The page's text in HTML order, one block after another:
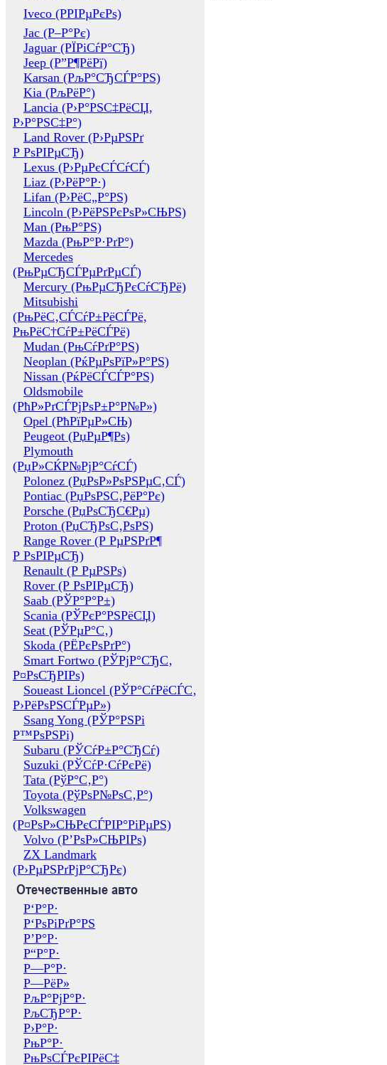
Iveco (РРІРµРєРѕ)
Jac (Р–Р°Рє)
Jaguar (РЇРіСѓР°СЂ)
Jeep (Р”Р¶РёРї)
Karsan (РљР°СЂСЃР°РЅ)
Kia (РљРёР°)
Lancia (Р›Р°РЅС‡РёСЏ,
Р›Р°РЅС‡Р°)
Land Rover (Р›РµРЅРґ
Р РѕРІРµСЂ)
Lexus (Р›РµРєСЃСѓСЃ)
Liaz (Р›РёР°Р·)
Lifan (Р›РёС„Р°РЅ)
Lincoln (Р›РёРЅРєРѕР»СЊРЅ)
Man (РњР°РЅ)
Mazda (РњР°Р·РґР°)
Mercedes
(РњРµСЂСЃРµРґРµСЃ)
Mercury (РњРµСЂРєСѓСЂРё)
Mitsubishi
(РњРёС‚СЃСѓР±РёСЃРё,
РњРёС†СѓР±РёСЃРё)
Mudan (РњСѓРґР°РЅ)
Neoplan (РќРµРѕРїР»Р°РЅ)
Nissan (РќРёСЃСЃР°РЅ)
Oldsmobile
(РћР»РґСЃРјРѕР±Р°Р№Р»)
Opel (РћРїРµР»СЊ)
Peugeot (РџРµР¶Рѕ)
Plymouth
(РџР»СЌР№РјР°СѓСЃ)
Polonez (РџРѕР»РѕРЅРµС‚СЃ)
Pontiac (РџРѕРЅС‚РёР°Рє)
Porsche (РџРѕСЂС€Рµ)
Proton (РџСЂРѕС‚РѕРЅ)
Range Rover (Р РµРЅРґР¶
Р РѕРІРµСЂ)
Renault (Р РµРЅРѕ)
Rover (Р РѕРІРµСЂ)
Saab (РЎР°Р°Р±)
Scania (РЎРєР°РЅРёСЏ)
Seat (РЎРµР°С‚)
Skoda (РЁРєРѕРґР°)
Smart Fortwo (РЎРјР°СЂС‚
Р¤РѕСЂРІРѕ)
Soueast Lioncel (РЎР°СѓРёСЃС‚
Р›РёРѕРЅСЃРµР»)
Ssang Yong (РЎР°РЅРі
Р™РѕРЅРі)
Subaru (РЎСѓР±Р°СЂСѓ)
Suzuki (РЎСѓР·СѓРєРё)
Tata (РўР°С‚Р°)
Toyota (РўРѕР№РѕС‚Р°)
Volkswagen
(Р¤РѕР»СЊРєСЃРІР°РіРµРЅ)
Volvo (Р’РѕР»СЊРІРѕ)
ZX Landmark
(Р›РµРЅРґРјР°СЂРє)
Отечественные авто
Р‘Р°Р·
Р‘РѕРіРґР°РЅ
Р’Р°Р·
Р“Р°Р·
Р—Р°Р·
Р—РёР»
РљР°РјР°Р·
РљСЂР°Р·
Р›Р°Р·
РњР°Р·
РњРѕСЃРєРІРёС‡